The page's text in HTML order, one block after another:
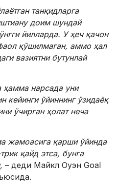
танқидларга
доим шундай
йилларда. У ҳеч қачон
қўшилмаган, аммо ҳал
вазиятни бутунлай
ҳамма нарсада уни
ўйиннинг ўзидаёқ
ўчирган ҳолат неча
жамоасига қарши ўйинда
қайд этса, бунга
– деди Майкл Оуэн Goal